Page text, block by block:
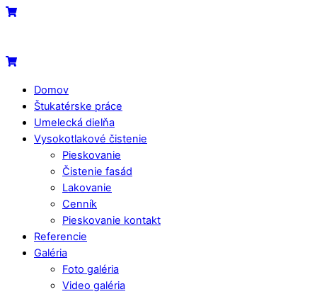
Skip
Menu
Cart
Cart
Domov
Štukatérske práce
Umelecká dielňa
Vysokotlakové čistenie
Pieskovanie
Čistenie fasád
Lakovanie
Cenník
Pieskovanie kontakt
Referencie
Galéria
Foto galéria
Video galéria